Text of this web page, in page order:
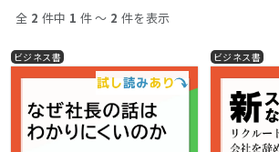
全 2 件中 1 件 〜 2 件を表示
ビジネス書 ビジネス書